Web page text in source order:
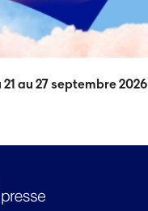
21 au 27 septembre 2026